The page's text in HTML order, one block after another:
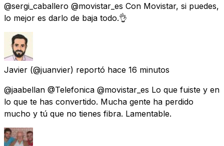
@sergi_caballero @movistar_es Con Movistar, si puedes,
lo mejor es darlo de baja todo.👌
Javier (@juanvier) reportó hace 16 minutos
@jaabellan @Telefonica @movistar_es Lo que fuiste y en
lo que te has convertido. Mucha gente ha perdido
mucho y tú que no tienes fibra. Lamentable.